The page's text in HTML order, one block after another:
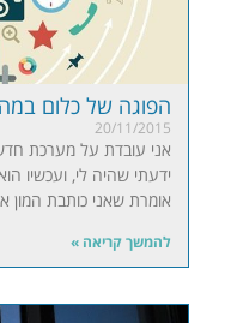
הפוגה של כלום
20/11/2015
אני עובדת על מערכת
ידעתי שהיה לי, ועכשיו
אומרת שאני כותבת המון
להמשך קריאה »